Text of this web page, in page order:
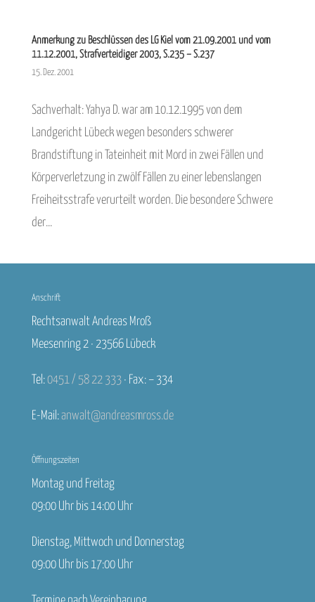
Anmerkung zu Beschlüssen des LG Kiel vom 21.09.2001 und vom
11.12.2001, Strafverteidiger 2003, S.235 – S.237
15. Dez. 2001
Sachverhalt: Yahya D. war am 10.12.1995 von dem
Landgericht Lübeck wegen besonders schwerer
Brandstiftung in Tateinheit mit Mord in zwei Fällen und
Körperverletzung in zwölf Fällen zu einer lebenslangen
Freiheitsstrafe verurteilt worden. Die besondere Schwere
der...
Anschrift
Rechtsanwalt Andreas Mroß
Meesenring 2 · 23566 Lübeck
Tel:0451 / 58 22 333· Fax: – 334
E-Mail:anwalt@andreasmross.de
Öffnungszeiten
Montag und Freitag
09:00 Uhr bis 14:00 Uhr
Dienstag, Mittwoch und Donnerstag
09:00 Uhr bis 17:00 Uhr